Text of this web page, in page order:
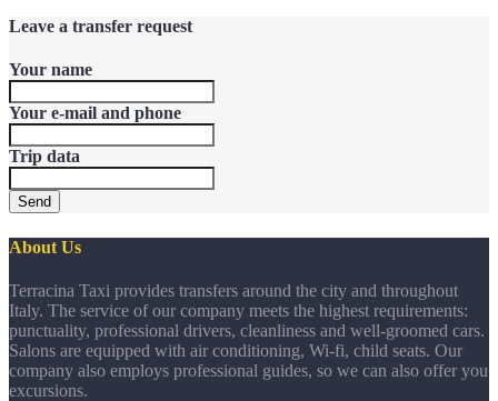
Leave a transfer request
Your name
Your e-mail and phone
Trip data
Send
About Us
Terracina Taxi provides transfers around the city and throughout
Italy. The service of our company meets the highest requirements:
punctuality, professional drivers, cleanliness and well-groomed cars.
Salons are equipped with air conditioning, Wi-fi, child seats. Our
company also employs professional guides, so we can also offer you
excursions.